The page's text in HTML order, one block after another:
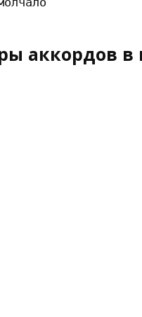
аккордов в